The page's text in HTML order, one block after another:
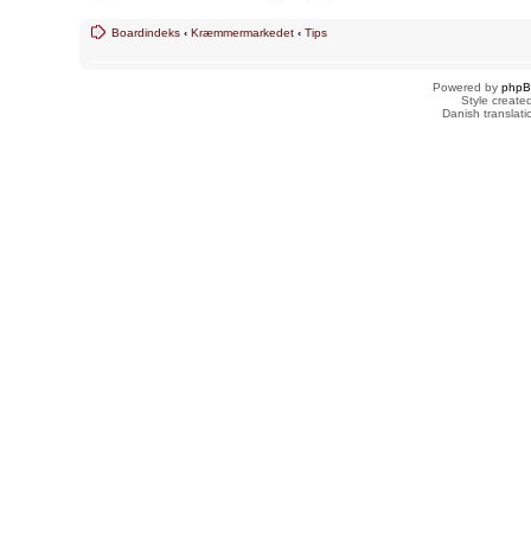
Boardindeks ‹ Kræmmermarkedet ‹ Tips
Powered by
Style
Danish